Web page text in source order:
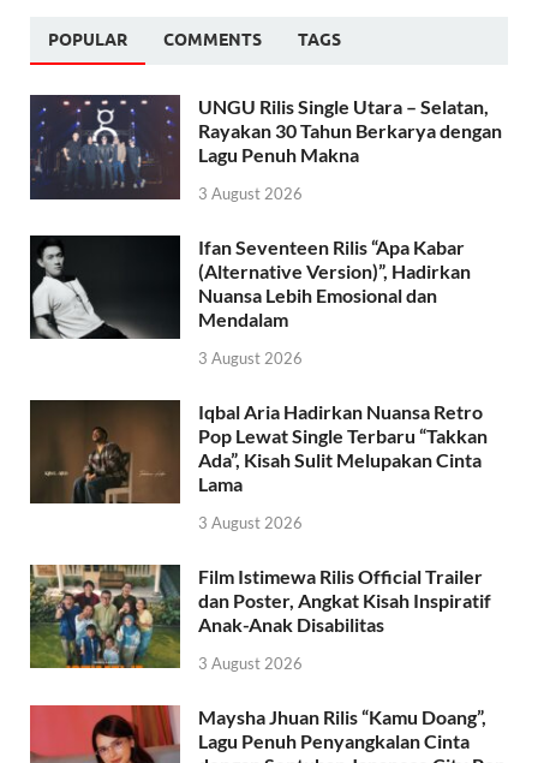
POPULAR COMMENTS TAGS
UNGU Rilis Single Utara – Selatan,
Rayakan 30 Tahun Berkarya dengan
Lagu Penuh Makna
3 August 2026
Ifan Seventeen Rilis “Apa Kabar
(Alternative Version)”, Hadirkan
Nuansa Lebih Emosional dan
Mendalam
3 August 2026
Iqbal Aria Hadirkan Nuansa Retro
Pop Lewat Single Terbaru “Takkan
Ada”, Kisah Sulit Melupakan Cinta
Lama
3 August 2026
Film Istimewa Rilis Official Trailer
dan Poster, Angkat Kisah Inspiratif
Anak-Anak Disabilitas
3 August 2026
Maysha Jhuan Rilis “Kamu Doang”,
Lagu Penuh Penyangkalan Cinta